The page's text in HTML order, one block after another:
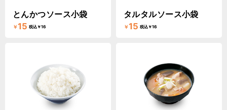
とんかつソース小袋
￥15 税込￥16
タルタルソース小袋
￥15 税込￥16